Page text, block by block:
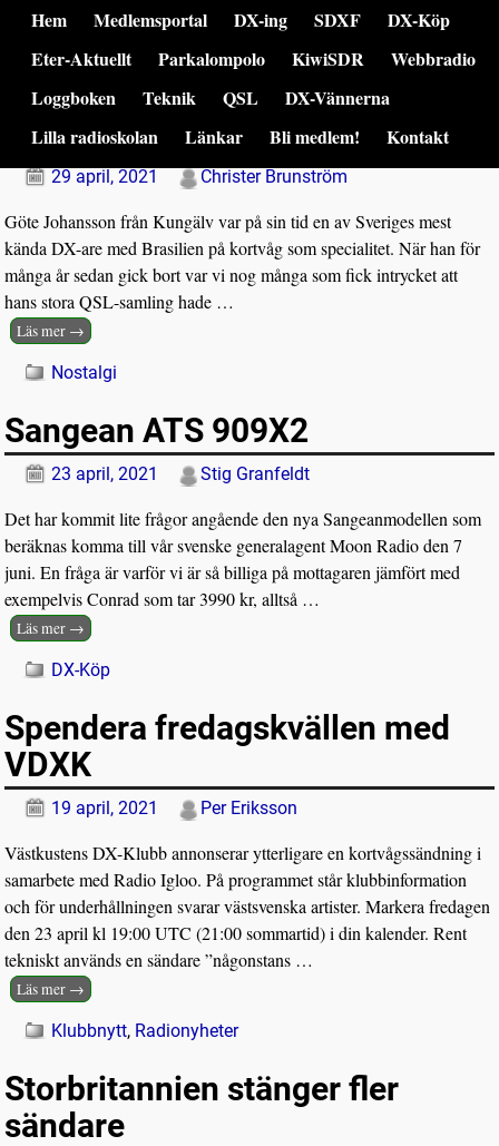
SDXF – Sveriges DX-Förbund
Hem Medlemsportal DX-ing SDXF
DX-Köp
Eter-Aktuellt
Parkalompolo KiwiSDR
Webbradio
Loggboken
Teknik QSL
DX-Vännerna
Lilla radioskolan
Länkar Bli medlem! Kontakt
Hem→Publicerat2021 →april
månadsarkiv: april 2021
Göte Johanssons QSL-samling
29 april, 2021 Christer Brunström
Göte Johansson från Kungälv var på sin tid en av Sveriges mest
kända DX-are med Brasilien på kortvåg som specialitet. När han för
många år sedan gick bort var vi nog många som fick intrycket att
hans stora QSL-samling hade …
Läs mer →
Nostalgi
Sangean ATS 909X2
23 april, 2021 Stig Granfeldt
Det har kommit lite frågor angående den nya Sangeanmodellen som
beräknas komma till vår svenske generalagent Moon Radio den 7
juni. En fråga är varför vi är så billiga på mottagaren jämfört med
exempelvis Conrad som tar 3990 kr, alltså …
Läs mer →
DX-Köp
Spendera fredagskvällen med
VDXK
19 april, 2021 Per Eriksson
Västkustens DX-Klubb annonserar ytterligare en kortvågssändning i
samarbete med Radio Igloo. På programmet står klubbinformation
och för underhållningen svarar västsvenska artister. Markera fredagen
den 23 april kl 19:00 UTC (21:00 sommartid) i din kalender. Rent
tekniskt används en sändare ”någonstans …
Läs mer →
Klubbnytt, Radionyheter
Storbritannien stänger fler
sändare